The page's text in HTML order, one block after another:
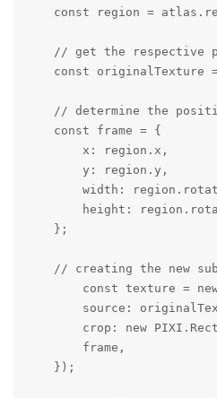
const region =
// get the respective
const originalTexture
// determine the
    const frame = {
        x: region.x,
        y: region.y,
width:
height:
    };
// creating the new
const texture =
source:
crop: new
        frame,
    });